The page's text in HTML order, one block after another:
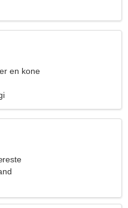
en kone